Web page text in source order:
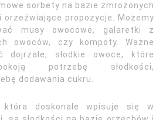
sorbety na bazie zmrożonych
orzeźwiające propozycje. Możemy
musy owocowe, galaretki z
owoców, czy kompoty. Ważne
dojrzałe, słodkie owoce, które
potrzebę słodkości,
dodawania cukru.
która doskonale wpisuje się w